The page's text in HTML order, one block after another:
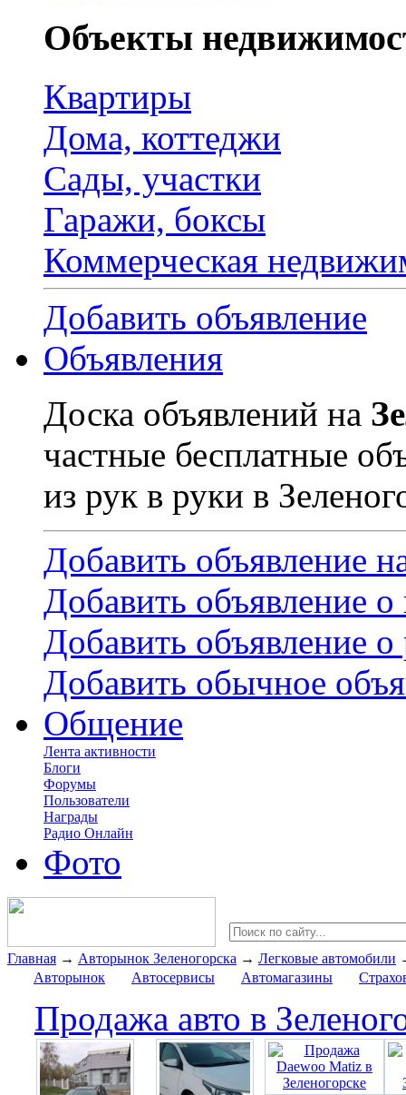
Объекты
Квартиры
Дома, коттеджи
Сады, участки
Гаражи, боксы
Коммерческая
Добавить объявление
Объявления
Доска объявлений на
частные бесплатные
из рук в руки в
Добавить объявление
Добавить объявление
Добавить объявление о
Добавить обычное
Общение
Лента активности
Блоги
Форумы
Пользователи
Награды
Радио Онлайн
Фото
Главная → Авторынок Зеленогорска → Легковые автомобили
Авторынок
Автосервисы Автомагазины
Продажа авто в